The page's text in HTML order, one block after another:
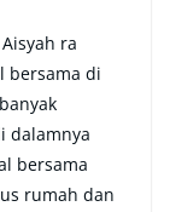
ra
bersama di
dalamnya
bersama
rumah dan